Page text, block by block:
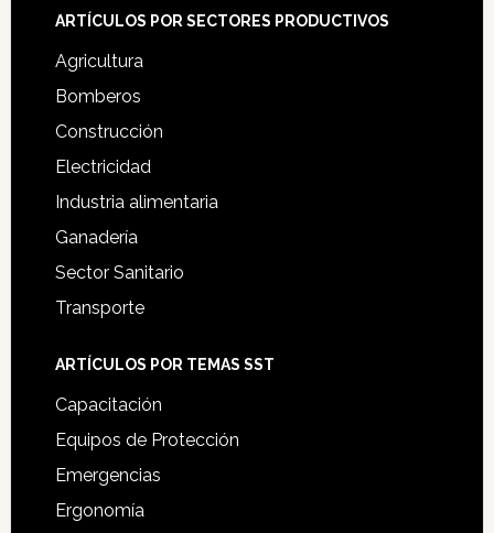
ARTÍCULOS POR SECTORES PRODUCTIVOS
Agricultura
Bomberos
Construcción
Electricidad
Industria alimentaria
Ganadería
Sector Sanitario
Transporte
ARTÍCULOS POR TEMAS SST
Capacitación
Equipos de Protección
Emergencias
Ergonomía